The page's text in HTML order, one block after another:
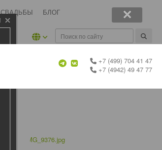
СВАДЬБЫ БЛОГ
+7 (499) 704 41 47
+7 (4942) 49 47 77